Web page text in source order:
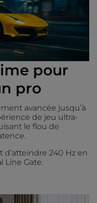
pour
pro
avancée jusqu’à
de jeu ultra-
le flou de
d’atteindre 240 Hz en
Line Gate.